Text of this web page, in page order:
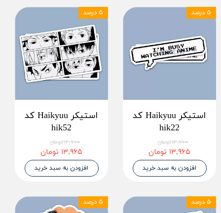
استیکر Haikyuu کد
hik22
۱۴,۷۰۰ تومان
۱۳,۹۶۵ تومان
افزودن به سبد خرید
۵ درصد
استیکر Haikyuu کد
hik52
۱۴,۷۰۰ تومان
۱۳,۹۶۵ تومان
افزودن به سبد خرید
۵ درصد
۵ درصد ۵ درصد